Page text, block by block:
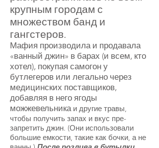
крупным городам с
множеством банд и
гангстеров.
Мафия производила и продавала
«ванный джин» в барах (и всем, кто
хотел), покупая самогон у
бутлегеров или легально через
медицинских поставщиков,
добавляя в него ягоды
можжевельникаи другие травы,
чтобы получить запах и вкус пре-
запретить джин. (Они использовали
большие емкости, такие как бочки, а не